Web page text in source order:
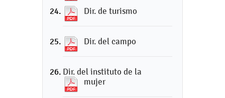
Dir. de turismo
Dir. del campo
Dir. del instituto de la
mujer